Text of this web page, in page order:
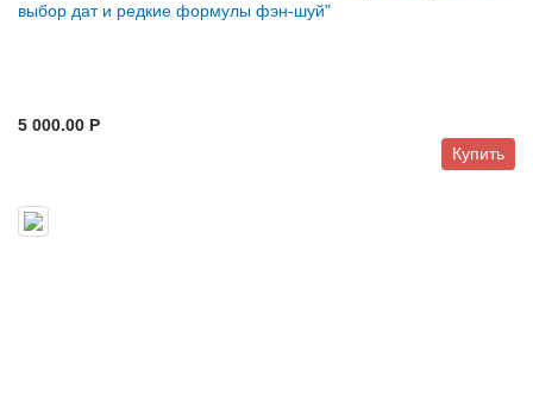
выбор дат и редкие формулы фэн-шуй"
5 000.00 P
Купить